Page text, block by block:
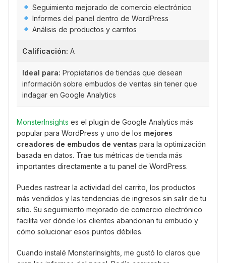
Seguimiento mejorado de comercio electrónico
Informes del panel dentro de WordPress
Análisis de productos y carritos
Calificación: A
Ideal para: Propietarios de tiendas que desean
información sobre embudos de ventas sin tener que
indagar en Google Analytics
MonsterInsights es el plugin de Google Analytics más
popular para WordPress y uno de los mejores
creadores de embudos de ventas para la optimización
basada en datos. Trae tus métricas de tienda más
importantes directamente a tu panel de WordPress.
Puedes rastrear la actividad del carrito, los productos
más vendidos y las tendencias de ingresos sin salir de tu
sitio. Su seguimiento mejorado de comercio electrónico
facilita ver dónde los clientes abandonan tu embudo y
cómo solucionar esos puntos débiles.
Cuando instalé MonsterInsights, me gustó lo claros que